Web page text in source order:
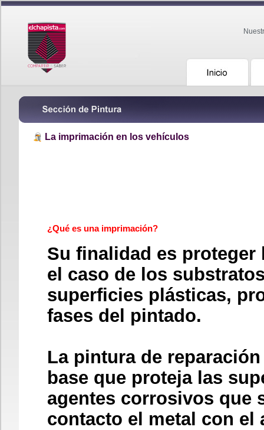
La imprimación en los vehículos
¿Qué es una imprimación?
Su finalidad es proteger
el caso de los
superficies plásticas,
fases del pintado.
La pintura de
base que proteja las
agentes corrosivos que
contacto el metal con el